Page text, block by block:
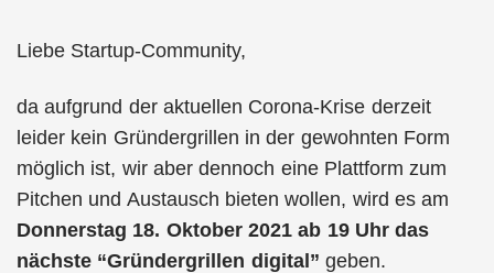
Liebe Startup-Community,
da aufgrund der aktuellen Corona-Krise derzeit
leider kein Gründergrillen in der gewohnten Form
möglich ist, wir aber dennoch eine Plattform zum
Pitchen und Austausch bieten wollen, wird es am
Donnerstag 18. Oktober 2021 ab 19 Uhr das
nächste “Gründergrillen digital” geben.